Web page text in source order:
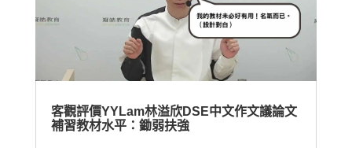
客觀評價YYLam林溢欣DSE中文作文議論文
補習教材水平：鋤弱扶強